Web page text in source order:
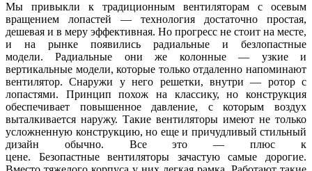
Мы привыкли к традиционным вентиляторам с осевым
вращением лопастей — технология достаточно простая,
дешевая и в меру эффективная. Но прогресс не стоит на месте,
и на рынке появились радиальные и безлопастные
модели.Радиальные они же колонные — узкие и
вертикальные модели, которые только отдаленно напоминают
вентилятор. Снаружи у него решетки, внутри — ротор с
лопастями. Принцип похож на классику, но конструкция
обеспечивает повышенное давление, с которым воздух
выталкивается наружу. Такие вентиляторы имеют не только
усложненную конструкцию, но еще и причудливый стильный
дизайн обычно. Все это — плюс к
цене.
Безопастные вентиляторы зачастую самые дорогие.